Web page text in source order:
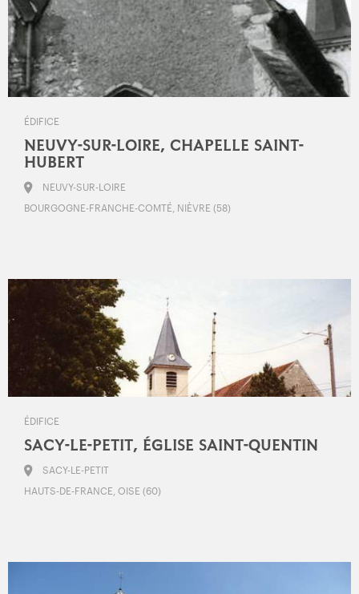
ÉDIFICE
NEUVY-SUR-LOIRE, CHAPELLE SAINT-
HUBERT
NEUVY-SUR-LOIRE
BOURGOGNE-FRANCHE-COMTÉ, NIÈVRE (58)
ÉDIFICE
SACY-LE-PETIT, ÉGLISE SAINT-QUENTIN
SACY-LE-PETIT
HAUTS-DE-FRANCE, OISE (60)